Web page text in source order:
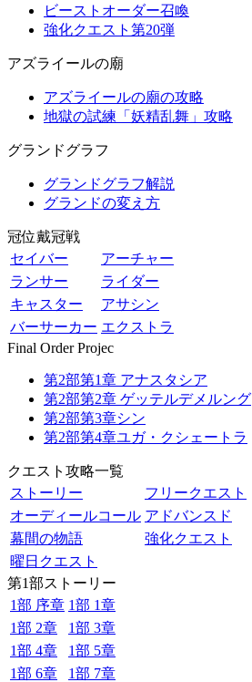
ビーストオーダー召喚
強化クエスト第20弾
アズライールの廟
アズライールの廟の攻略
地獄の試練「妖精乱舞」攻略
グランドグラフ
グランドグラフ解説
グランドの変え方
冠位戴冠戦
セイバー
アーチャー
ランサー
ライダー
キャスター
アサシン
バーサーカー エクストラ
Final Order Projec
第2部第1章 アナスタシア
第2部第2章 ゲッテルデメルング
第2部第3章シン
第2部第4章ユガ・クシェートラ
クエスト攻略一覧
ストーリー
フリークエスト
オーディールコール アドバンスド
幕間の物語
強化クエスト
曜日クエスト
第1部ストーリー
1部 序章 1部 1章
1部 2章
1部 3章
1部 4章
1部 5章
1部 6章
1部 7章